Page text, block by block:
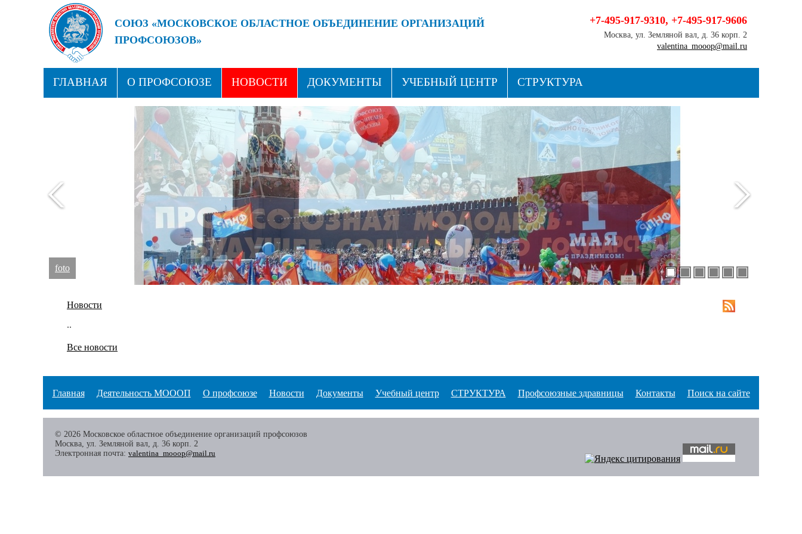
СОЮЗ «МОСКОВСКОЕ ОБЛАСТНОЕ ОБЪЕДИНЕНИЕ ОРГАНИЗАЦИЙ
ПРОФСОЮЗОВ»
+7-495-917-9310, +7-495-917-9606
Москва, ул. Земляной вал, д. 36 корп. 2
valentina_mooop@mail.ru
ГЛАВНАЯ О ПРОФСОЮЗЕ НОВОСТИ ДОКУМЕНТЫ УЧЕБНЫЙ ЦЕНТР СТРУКТУРА
ПРОФСОЮЗНЫЕ ЗДРАВНИЦЫ КОНТАКТЫ
foto
Новости
..
Все новости
Главная Деятельность МОООП О профсоюзе Новости Документы Учебный центр СТРУКТУРА Профсоюзные здравницы Контакты Поиск на сайте
© 2026 Московское областное объединение организаций профсоюзов
Москва, ул. Земляной вал, д. 36 корп. 2
Электронная почта: valentina_mooop@mail.ru